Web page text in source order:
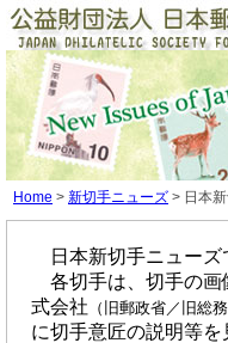
Home > 新切手ニューズ > 日本
日本新切手ニューズ
各切手は、切手の画
式会社 （旧郵政省／旧総
に切手意匠の説明等を